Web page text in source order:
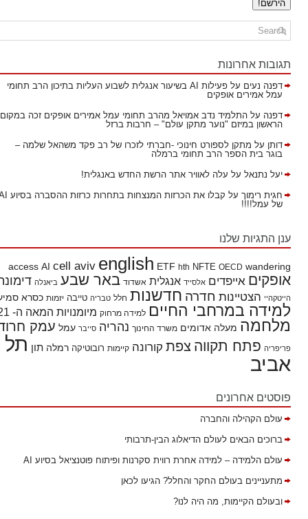
תגובות אחרונות
דפנה נעיםעל
פעילות AI בשיעור אנגלית לשבוע העליות בתיכון הרב תחומי
עמל אמירים אופקים
דפנהעלהתלמיד נדב אמויאל מהרב תחומי עמל אמירים אופקים זכה במקום
הראשון במיזם "נוער מתקן עולם" – חרבות ברזל
דותןעלמתקן לספורט חינוכי -חברתי לזכרו של רב פקד משהאל שלמה –
בוגר בית הספר הרב תחומי ברמלה
יעל נתנאלעלעלה לאוויר אתר הרשת החדש באנגלית!
חגית רימוךעל
קבלו את הכרזות המנצחות בתחרות כרזות ההסברה בסיוע AI
של עמל!!!!
ענן התגיות שלנו
access AI cell aviv english ETF hth NFTE OECD wandering
אופקים אייפדים אלסייד אנגלית אשדוד באר שבע ביאנלה דימונה
הייטקהיי הצטיינות חדרה חדשנות חלל טבריה טייבה יזמות כסרא סמיע
למידה במרחבי החיים למידה מרחוק מיומנויות המאה ה- 21
מלחמה מעלה אדומים משרד החינוך נהריה סייבר עמל עמק חרוד
פריפריה פתח תקווה צפת קורונה קיימות רובוטיקה רמלה תון
תל
אביב
פוסטים אחרונים
עולם הקהילה והחברה
ברוכים הבאים לעולם הדיאלוג הבין-תרבותי
עולם הלמידה – למידה אחרת רווית סקרנות ופיתוח פוטנציאל בסיוע AI
מתעניינים בעולם החקר והחלל? הגיעו לכאן
ובעולם הקיימות, מה היה לנו?